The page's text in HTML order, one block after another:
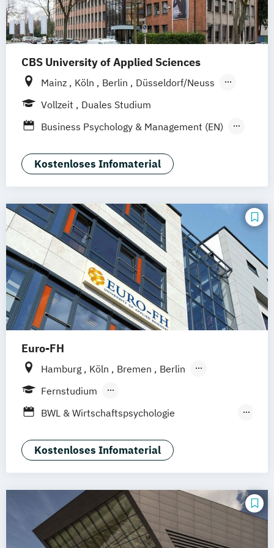
CBS University of Applied Sciences
Mainz Köln Berlin
Düsseldorf/Neuss
Solingen
Hamburg Rheine
Vollzeit
Duales Studium
Business Psychology & Management (EN)
General Management-Spezialisierung
Wirtschaftspsychologie und
Wirtschaftspsychologie
Kostenloses Infomaterial
Euro-FH
Hamburg Köln Bremen
Berlin
Göttingen
Fernstudium
Berufsbegleitendes Präsenzstudium
BWL & Wirtschaftspsychologie
Betriebswirtschaft &
Wirtschaftspsychologie
Interkulturelle Psychologie
Markt- und Werbepsychologie
Kostenloses Infomaterial